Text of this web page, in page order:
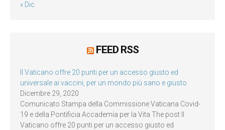
« Dic
FEED RSS
Il Vaticano offre 20 punti per un accesso giusto ed
universale ai vaccini, per un mondo più sano e giusto
Dicembre 29, 2020
Comunicato Stampa della Commissione Vaticana Covid-
19 e della Pontificia Accademia per la Vita The post Il
Vaticano offre 20 punti per un accesso giusto ed